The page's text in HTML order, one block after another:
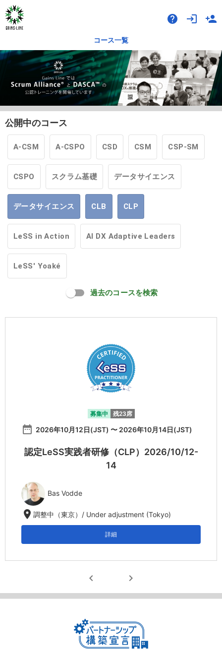
help login person_add
コース一覧
公開中のコース
A-CSM A-CSPO CSD CSM CSP-SM
CSPO スクラム基礎 データサイエンス
データサイエンス CLB CLP
LeSS in Action AI DX Adaptive Leaders
LeSS' Yoaké
過去のコースを検索
募集中 残23席
date_range 2026年10月12日(JST) 〜 2026年10月14日(JST)
認定LeSS実践者研修（CLP）2026/10/12-
14
Bas Vodde
location_on調整中（東京）/ Under adjustment (Tokyo)
詳細
chevron_left chevron_right